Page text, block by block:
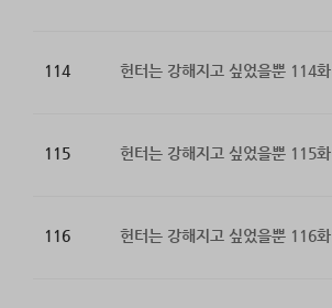
114 헌터는 강해지고 싶었을뿐 114화
115 헌터는 강해지고 싶었을뿐 115화
116 헌터는 강해지고 싶었을뿐 116화